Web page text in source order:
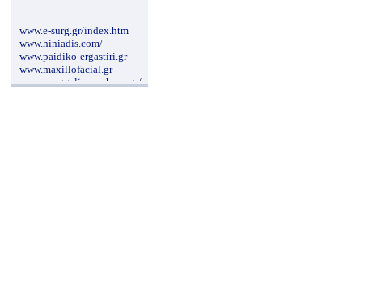
www.e-surg.gr/index.htm
www.hiniadis.com/
www.paidiko-ergastiri.gr
www.maxillofacial.gr
www.evaggelismos-hosp.gr/